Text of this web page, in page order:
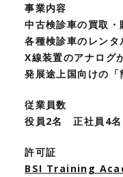
事業内容
中古検診車の買取・
各種検診車のレンタ
X線装置のアナログ
発展途上国向けの
従業員数
役員2名 正社員4
許可証
BSI Training